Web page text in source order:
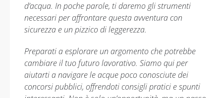
d’acqua. In poche parole, ti daremo gli strumenti
necessari per affrontare questa avventura con
sicurezza e un pizzico di leggerezza.
Preparati a esplorare un argomento che potrebbe
cambiare il tuo futuro lavorativo. Siamo qui per
aiutarti a navigare le acque poco conosciute dei
concorsi pubblici, offrendoti consigli pratici e spunti